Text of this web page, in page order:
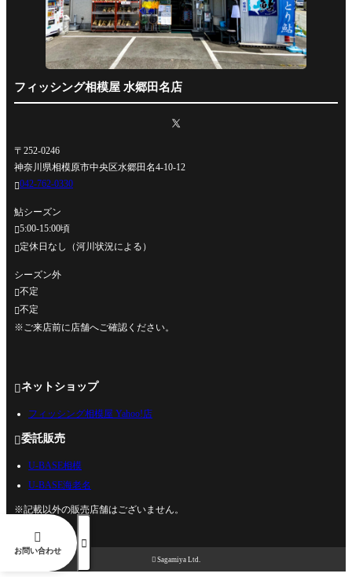
フィッシング相模屋 水郷田名店
〒252-0246
神奈川県相模原市中央区水郷田名4-10-12
042-762-0330
鮎シーズン
5:00-15:00頃
定休日なし（河川状況による）
シーズン外
不定
不定
※ご来店前に店舗へご確認ください。
ネットショップ
フィッシング相模屋 Yahoo!店
委託販売
U-BASE相模
U-BASE海老名
※記載以外の販売店舗はございません。
 Sagamiya Ltd.

お問い合わせ
